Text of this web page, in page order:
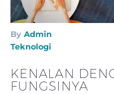
By Admin
Teknologi
KENALAN
FUNGSINYA